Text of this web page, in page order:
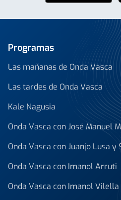
Programas
Las mañanas de Onda Vasca
Las tardes de Onda Vasca
Kale Nagusia
Onda Vasca con José Manuel
Onda Vasca con Juanjo Lusa
Onda Vasca con Imanol Arruti
Onda Vasca con Imanol Vilella